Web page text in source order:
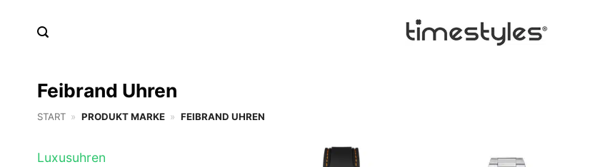
Feibrand Uhren
START » PRODUKT MARKE » FEIBRAND UHREN
Luxusuhren